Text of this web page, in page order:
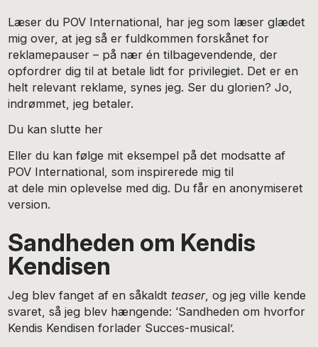
Læser du POV International, har jeg som læser glædet
mig over, at jeg så er fuldkommen forskånet for
reklamepauser – på nær én tilbagevendende, der
opfordrer dig til at betale lidt for privilegiet. Det er en
helt relevant reklame, synes jeg. Ser du glorien? Jo,
indrømmet, jeg betaler.
Du kan slutte her
Eller du kan følge mit eksempel på det modsatte af
POV International, som inspirerede mig til
at dele min oplevelse med dig. Du får en anonymiseret
version.
Sandheden om Kendis
Kendisen
Jeg blev fanget af en såkaldt teaser, og jeg ville kende
svaret, så jeg blev hængende: ‘Sandheden om hvorfor
Kendis Kendisen forlader Succes-musical’.